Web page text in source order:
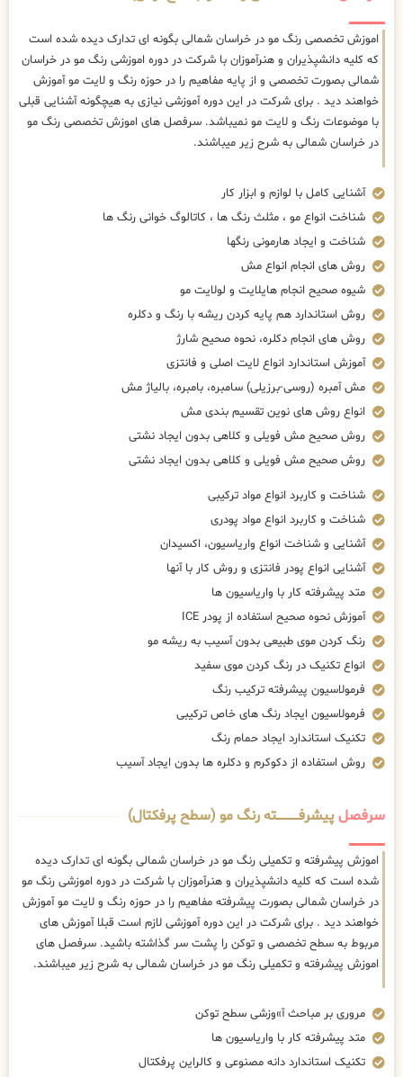
اموزش تخصصی رنگ مو در خراسان شمالی بگونه ای تدارک دیده شده است
که کلیه دانشپذیران و هنرآموزان با شرکت در دوره اموزشی رنگ مو در خراسان
شمالی بصورت تخصصی و از پایه مفاهیم را در حوزه رنگ و لایت مو آموزش
خواهند دید . برای شرکت در این دوره آموزشی نیازی به هیچگونه آشنایی قبلی
با موضوعات رنگ و لایت مو نمیباشد. سرفصل های اموزش تخصصی رنگ مو
در خراسان شمالی به شرح زیر میباشند.
آشنایی کامل با لوازم و ابزار کار
شناخت انواع مو ، مثلث رنگ ها ، کاتالوگ خوانی رنگ ها
شناخت و ایجاد هارمونی رنگها
روش های انجام انواع مش
شیوه صحیح انجام هایلایت و لولایت مو
روش استاندارد هم پایه کردن ریشه با رنگ و دکلره
روش های انجام دکلره، نحوه صحیح شارژ
آموزش استاندارد انواع لایت اصلی و فانتزی
مش آمبره (روسی-برزیلی) سامبره، بامبره، بالیاژ مش
انواع روش های نوین تقسیم بندی مش
روش صحیح مش فویلی و کلاهی بدون ایجاد نشتی
روش صحیح مش فویلی و کلاهی بدون ایجاد نشتی
شناخت و کاربرد انواع مواد ترکیبی
شناخت و کاربرد انواع مواد پودری
آشنایی و شناخت انواع واریاسیون، اکسیدان
آشنایی انواع پودر فانتزی و روش کار با آنها
متد پیشرفته کار با واریاسیون ها
آموزش نحوه صحیح استفاده از پودر ICE
رنگ کردن موی طبیعی بدون آسیب به ریشه مو
انواع تکنیک در رنگ کردن موی سفید
فرمولاسیون پیشرفته ترکیب رنگ
فرمولاسیون ایجاد رنگ های خاص ترکیبی
تکنیک استاندارد ایجاد حمام رنگ
روش استفاده از دکوکرم و دکلره ها بدون ایجاد آسیب
سرفصلپیشرفــــــــــــته رنگ مو (سطح پرفکتال)
اموزش پیشرفته و تکمیلی رنگ مو در خراسان شمالی بگونه ای تدارک دیده
شده است که کلیه دانشپذیران و هنرآموزان با شرکت در دوره اموزشی رنگ مو
در خراسان شمالی بصورت پیشرفته مفاهیم را در حوزه رنگ و لایت مو آموزش
خواهند دید . برای شرکت در این دوره آموزشی لازم است قبلا آموزش های
مربوط به سطح تخصصی و توکن را پشت سر گذاشته باشید. سرفصل های
اموزش پیشرفته و تکمیلی رنگ مو در خراسان شمالی به شرح زیر میباشند.
مروری بر مباحث آ»وزشی سطح توکن
متد پیشرفته کار با واریاسیون ها
تکنیک استاندارد دانه مصنوعی و کالراین پرفکتال